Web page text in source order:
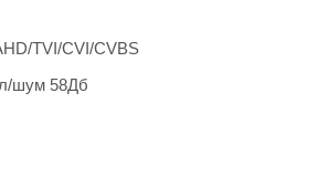
TVI/CVI/CVBS
шум 58Дб